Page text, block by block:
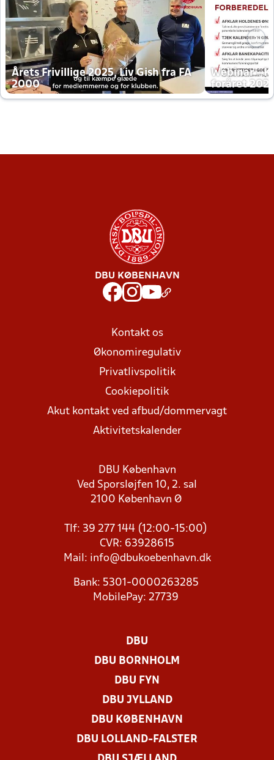
Årets Frivillige 2025, Liv Gish fra FA
2000
Webinar -
foråret
DBU KØBENHAVN
Kontakt os
Økonomiregulativ
Privatlivspolitik
Cookiepolitik
Akut kontakt ved afbud/dommervagt
Aktivitetskalender
DBU København
Ved Sporsløjfen 10, 2. sal
2100 København Ø
Tlf: 39 277 144 (12:00-15:00)
CVR: 63928615
Mail: info@dbukoebenhavn.dk
Bank: 5301-0000263285
MobilePay: 27739
DBU
DBU BORNHOLM
DBU FYN
DBU JYLLAND
DBU KØBENHAVN
DBU LOLLAND-FALSTER